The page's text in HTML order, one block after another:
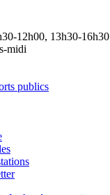
12h00, 13h30-16h30
midi
publics